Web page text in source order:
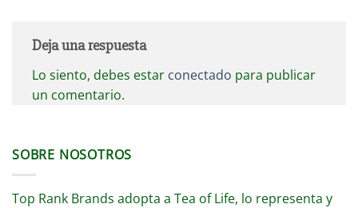
Deja una respuesta
Lo siento, debes estar conectado para publicar
un comentario.
SOBRE NOSOTROS
Top Rank Brands adopta a Tea of Life, lo representa y